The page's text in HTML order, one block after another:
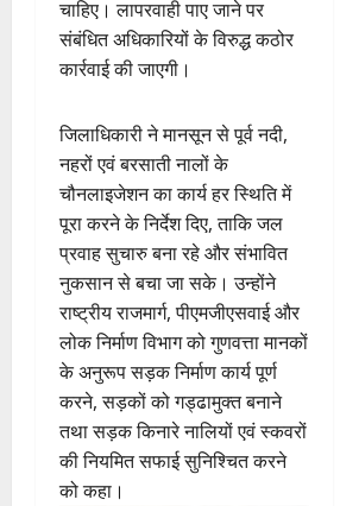
चाहिए। लापरवाही पाए जाने पर
संबंधित अधिकारियों के विरुद्ध कठोर
कार्रवाई की जाएगी।
जिलाधिकारी ने मानसून से पूर्व नदी,
नहरों एवं बरसाती नालों के
चौनलाइजेशन का कार्य हर स्थिति में
पूरा करने के निर्देश दिए, ताकि जल
प्रवाह सुचारु बना रहे और संभावित
नुकसान से बचा जा सके। उन्होंने
राष्ट्रीय राजमार्ग, पीएमजीएसवाई और
लोक निर्माण विभाग को गुणवत्ता मानकों
के अनुरूप सड़क निर्माण कार्य पूर्ण
करने, सड़कों को गड्ढामुक्त बनाने
तथा सड़क किनारे नालियों एवं स्कवरों
की नियमित सफाई सुनिश्चित करने
को कहा।